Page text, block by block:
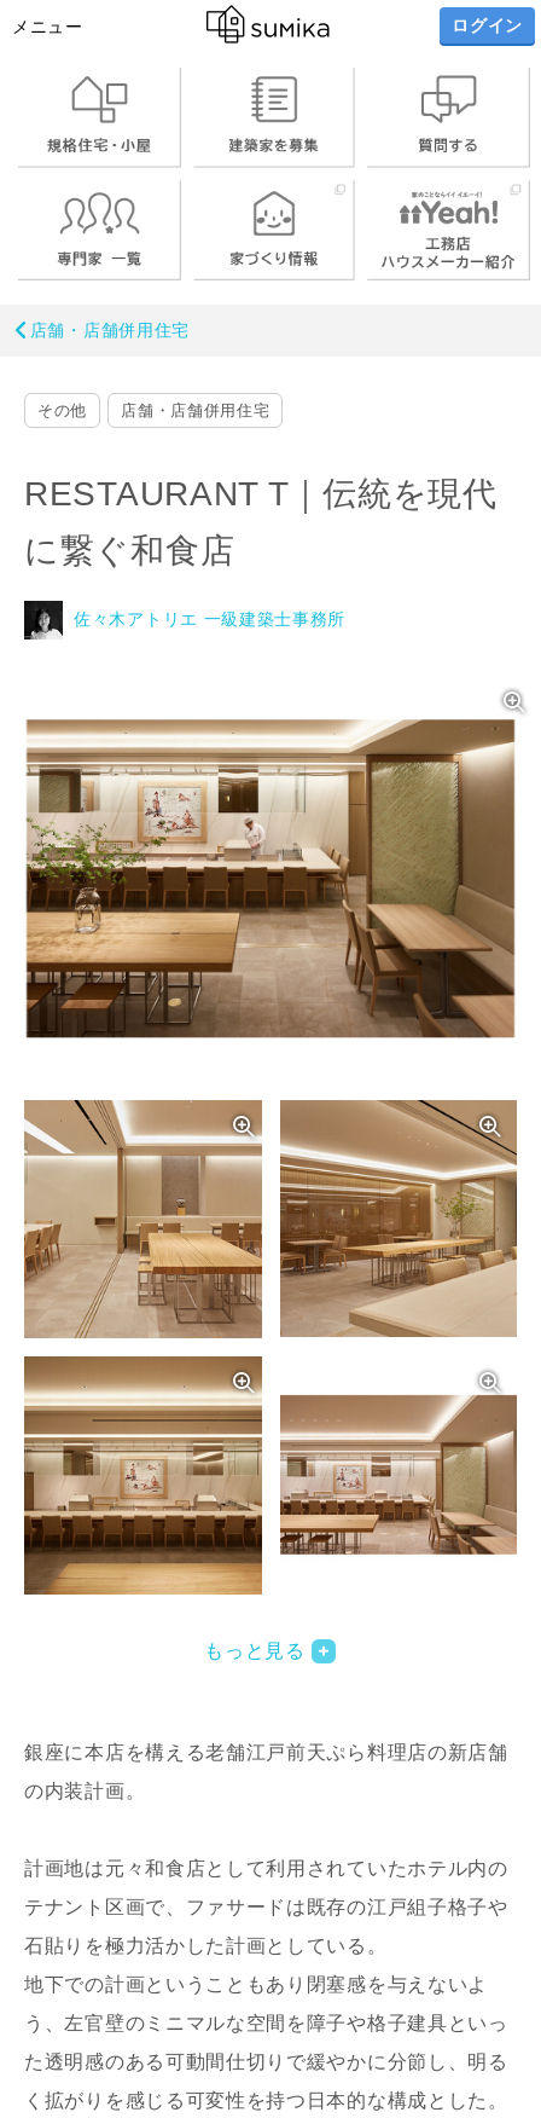
メニュー ログイン
店舗・店舗併用住宅
その他 店舗・店舗併用住宅
RESTAURANT T｜伝統を現代
に繋ぐ和食店
佐々木アトリエ 一級建築士事務所
写真を拡大する
写真を拡大する
もっと見る
銀座に本店を構える老舗江戸前天ぷら料理店の新店舗
の内装計画。
計画地は元々和食店として利用されていたホテル内の
テナント区画で、ファサードは既存の江戸組子格子や
石貼りを極力活かした計画としている。
地下での計画ということもあり閉塞感を与えないよ
う、左官壁のミニマルな空間を障子や格子建具といっ
た透明感のある可動間仕切りで緩やかに分節し、明る
く拡がりを感じる可変性を持つ日本的な構成とした。